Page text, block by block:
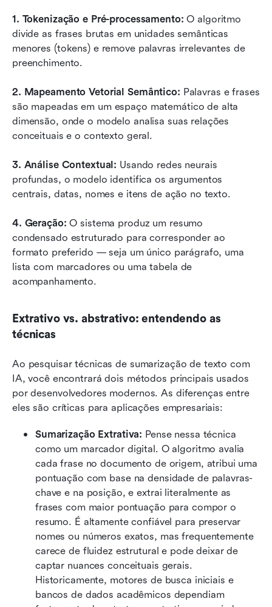
1. Tokenização e Pré-processamento: O algoritmo
divide as frases brutas em unidades semânticas
menores (tokens) e remove palavras irrelevantes de
preenchimento.
2. Mapeamento Vetorial Semântico: Palavras e frases
são mapeadas em um espaço matemático de alta
dimensão, onde o modelo analisa suas relações
conceituais e o contexto geral.
3. Análise Contextual: Usando redes neurais
profundas, o modelo identifica os argumentos
centrais, datas, nomes e itens de ação no texto.
4. Geração: O sistema produz um resumo
condensado estruturado para corresponder ao
formato preferido — seja um único parágrafo, uma
lista com marcadores ou uma tabela de
acompanhamento.
Extrativo vs. abstrativo: entendendo as
técnicas
Ao pesquisar técnicas de sumarização de texto com
IA, você encontrará dois métodos principais usados
por desenvolvedores modernos. As diferenças entre
eles são críticas para aplicações empresariais:
Sumarização Extrativa: Pense nessa técnica
como um marcador digital. O algoritmo avalia
cada frase no documento de origem, atribui uma
pontuação com base na densidade de palavras-
chave e na posição, e extrai literalmente as
frases com maior pontuação para compor o
resumo. É altamente confiável para preservar
nomes ou números exatos, mas frequentemente
carece de fluidez estrutural e pode deixar de
captar nuances conceituais gerais.
Historicamente, motores de busca iniciais e
bancos de dados acadêmicos dependiam